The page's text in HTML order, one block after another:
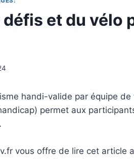
défis et du vélo
handi-valide par équipe
permet aux
vous offre de lire cet article